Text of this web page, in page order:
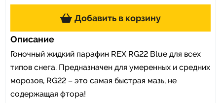
Добавить в корзину
Описание
Гоночный жидкий парафин REX RG22 Blue для всех
типов снега. Предназначен для умеренных и средних
морозов, RG22 – это самая быстрая мазь, не
содержащая фтора!